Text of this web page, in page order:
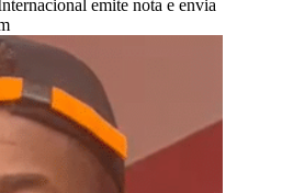
emite nota e envia